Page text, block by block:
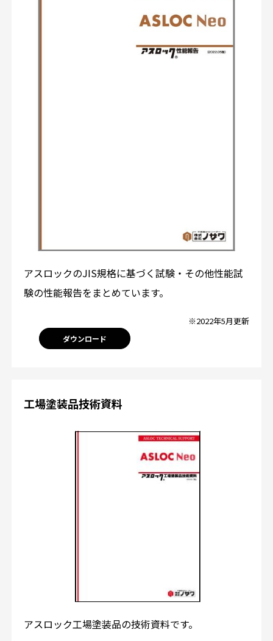
アスロックのJIS規格に基づく試験・その他性能試
験の性能報告をまとめています。
※2022年5月更新
ダウンロード
工場塗装品技術資料
アスロック工場塗装品の技術資料です。